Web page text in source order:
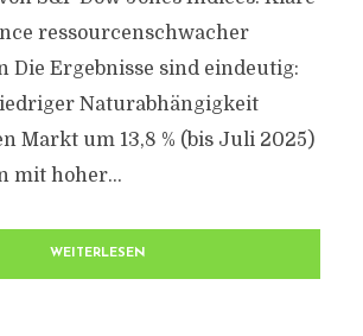
ressourcenschwacher
Die Ergebnisse sind eindeutig:
Naturabhängigkeit
Markt um 13,8 % (bis Juli 2025)
mit hoher...
WEITERLESEN